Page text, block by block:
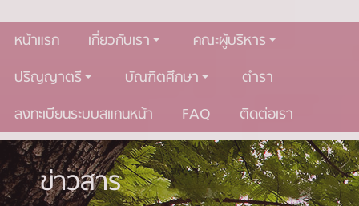
หน้าแรก เกี่ยวกับเรา
คณะผู้บริหาร
ปริญญาตรี
บัณฑิตศึกษา
ตำรา
ลงทะเบียนระบบสแกนหน้า
FAQ ติดต่อเรา
ข่าวสาร